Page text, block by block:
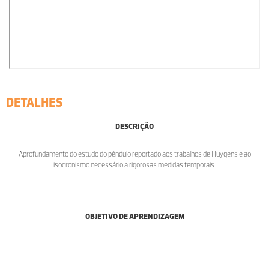
DETALHES
DESCRIÇÃO
Aprofundamento do estudo do pêndulo reportado aos trabalhos de Huygens e ao
isocronismo necessário a rigorosas medidas temporais.
OBJETIVO DE APRENDIZAGEM